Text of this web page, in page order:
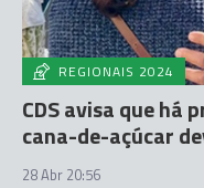
REGIONAIS 2024
CDS avisa que há
cana-de-açúcar
28 Abr 20:56